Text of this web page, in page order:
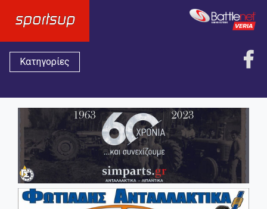
Κατηγορίες